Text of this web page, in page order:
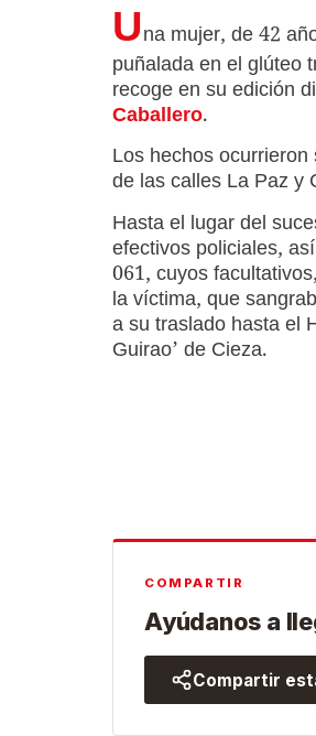
Una mujer, de 42
puñalada en el glúteo
recoge en su edición
Caballero.
Los hechos
de las calles La Paz y
Hasta el lugar del
efectivos policiales,
061, cuyos
la víctima, que
a su traslado hasta el
Guirao’ de Cieza.
COMPARTIR
Ayúdanos a
Compartir